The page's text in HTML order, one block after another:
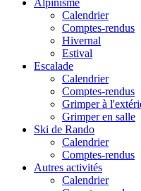
Calendrier
Comptes-rendus
Hivernal
Estival
Escalade
Calendrier
Comptes-rendus
Grimper à
Grimper en salle
Ski de Rando
Calendrier
Comptes-rendus
Autres activités
Calendrier